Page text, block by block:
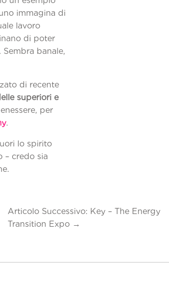
immagina di
lavoro
di poter
banale,
di recente
superiori e
per
.
lo spirito
– credo sia
Articolo Successivo: Key – The Energy
Transition Expo →